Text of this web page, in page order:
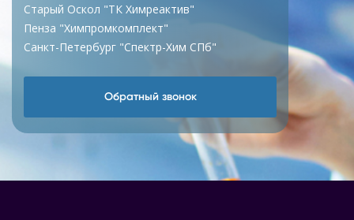
Старый Оскол "ТК Химреактив"
Пенза "Химпромкомплект"
Санкт-Петербург "Спектр-Хим СПб"
Обратный звонок